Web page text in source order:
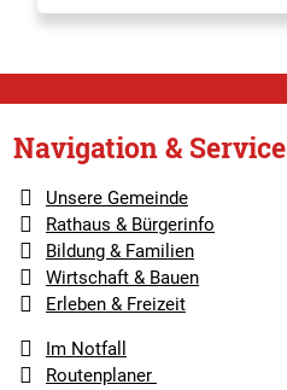
Navigation & Service
Unsere Gemeinde
Rathaus & Bürgerinfo
Bildung & Familien
Wirtschaft & Bauen
Erleben & Freizeit
Im Notfall
Routenplaner